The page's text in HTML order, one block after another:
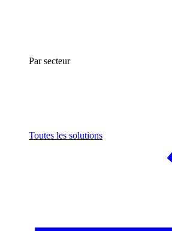
Par secteur
Toutes les solutions